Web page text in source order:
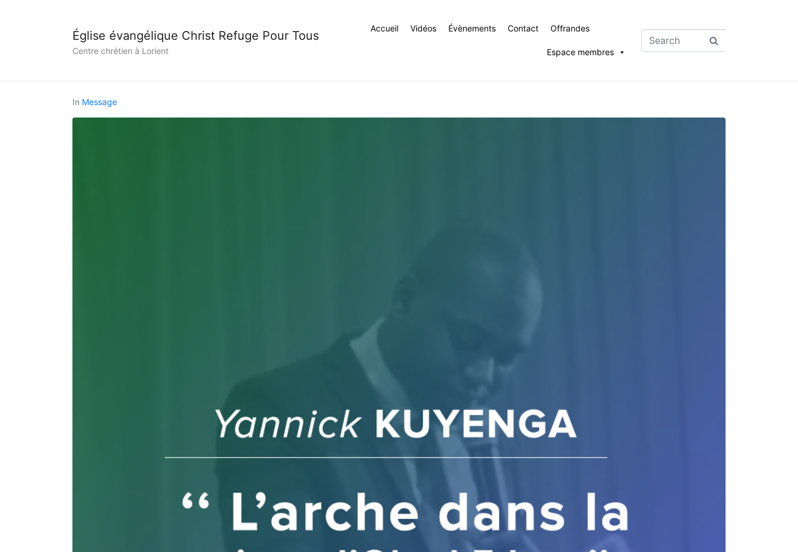
Église évangélique Christ Refuge Pour Tous
Centre chrétien à Lorient
Accueil Vidéos Évènements Contact Offrandes
Espace membres
In Message